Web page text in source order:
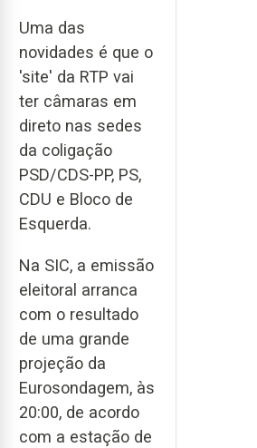
Uma das
novidades é que o
'site' da RTP vai
ter câmaras em
direto nas sedes
da coligação
PSD/CDS-PP, PS,
CDU e Bloco de
Esquerda.
Na SIC, a emissão
eleitoral arranca
com o resultado
de uma grande
projeção da
Eurosondagem, às
20:00, de acordo
com a estação de